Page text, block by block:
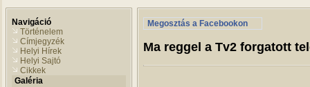
Navigáció
Történelem
Címjegyzék
Helyi Hírek
Helyi Sajtó
Cikkek
Galéria
Megosztás a Facebookon
Ma reggel a Tv2 forgatott